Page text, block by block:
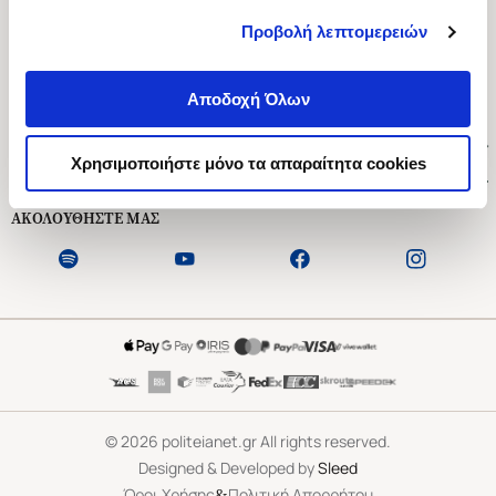
Προβολή λεπτομερειών
Αποδοχή Όλων
Χρησιμοποιήστε μόνο τα απαραίτητα cookies
Ασκληπιού 1-3, Αθήνα 106 79
Δευτέρα - Παρασκευή 09:00-21:00
Εξυπηρέτηση Πελατών
ΑΚΟΛΟΥΘΗΣΤΕ ΜΑΣ
©2026 politeianet.gr All rights reserved.
Designed & Developed bySleed